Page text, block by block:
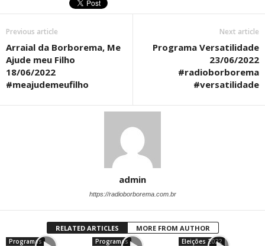
Previous article
Arraial da Borborema, Me
Ajude meu Filho
18/06/2022
#meajudemeufilho
Next article
Programa Versatilidade
23/06/2022
#radioborborema
#versatilidade
admin
https://radioborborema.com.br
RELATED ARTICLES MORE FROM AUTHOR
Programas Programas Eleições 2022